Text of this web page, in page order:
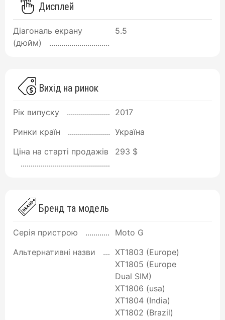
Дисплей
Діагональ екрану
(дюйм)
5.5
Вихід на ринок
Рік випуску
2017
Ринки країн
Україна
Ціна на старті продажів
293 $
Бренд та модель
Серія пристрою
Moto G
Альтернативні назви
XT1803 (Europe)
XT1805 (Europe
Dual SIM)
XT1806 (usa)
XT1804 (India)
XT1802 (Brazil)